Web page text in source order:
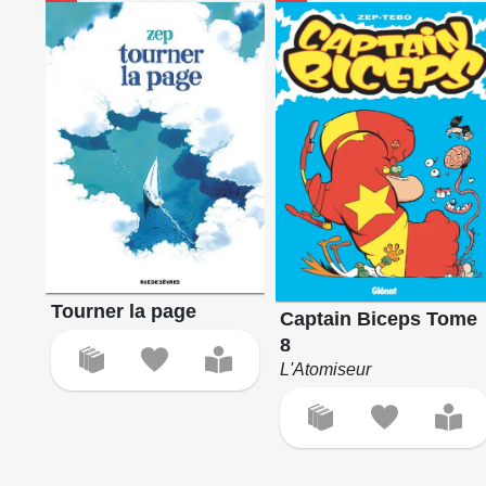
Tourner la page
Captain Biceps Tome
8
L'Atomiseur